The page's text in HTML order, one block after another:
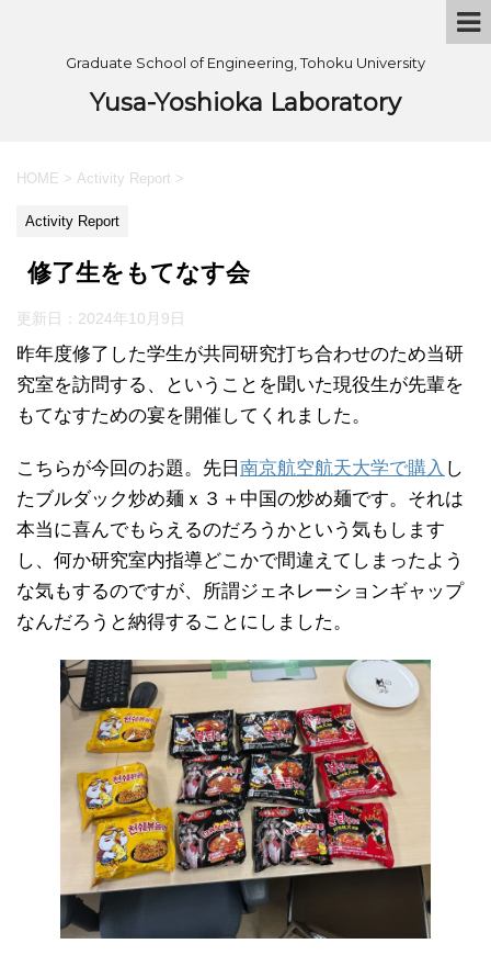
Graduate School of Engineering, Tohoku University
Yusa-Yoshioka Laboratory
HOME > Activity Report >
Activity Report
修了生をもてなす会
更新日： 2024年10月9日
昨年度修了した学生が共同研究打ち合わせのため当研
究室を訪問する、ということを聞いた現役生が先輩を
もてなすための宴を開催してくれました。
こちらが今回のお題。先日 南京航空航天大学で購入 し
たブルダック炒め麺ｘ３＋中国の炒め麺です。それは
本当に喜んでもらえるのだろうかという気もします
し、何か研究室内指導どこかで間違えてしまったよう
な気もするのですが、所謂ジェネレーションギャップ
なんだろうと納得することにしました。